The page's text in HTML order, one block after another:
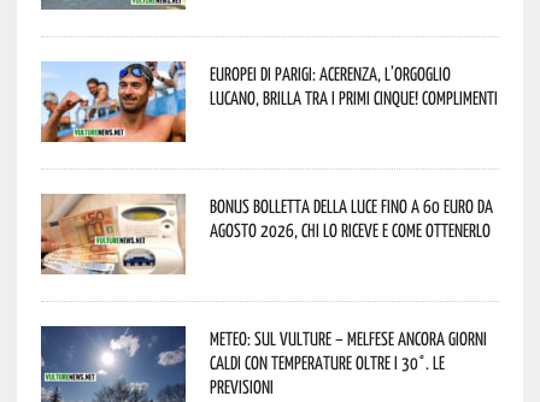
Europei di Parigi: Acerenza, l’orgoglio
lucano, brilla tra i primi cinque! Complimenti
Bonus bolletta della luce fino a 60 euro da
agosto 2026, chi lo riceve e come ottenerlo
Meteo: sul Vulture – melfese ancora giorni
caldi con temperature oltre i 30°. Le
previsioni